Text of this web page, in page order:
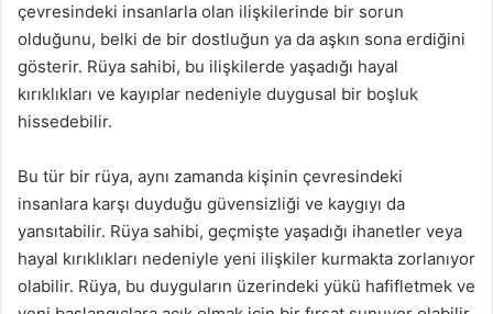
çevresindeki insanlarla olan ilişkilerinde bir sorun
olduğunu, belki de bir dostluğun ya da aşkın sona erdiğini
gösterir. Rüya sahibi, bu ilişkilerde yaşadığı hayal
kırıklıkları ve kayıplar nedeniyle duygusal bir boşluk
hissedebilir.
Bu tür bir rüya, aynı zamanda kişinin çevresindeki
insanlara karşı duyduğu güvensizliği ve kaygıyı da
yansıtabilir. Rüya sahibi, geçmişte yaşadığı ihanetler veya
hayal kırıklıkları nedeniyle yeni ilişkiler kurmakta zorlanıyor
olabilir. Rüya, bu duyguların üzerindeki yükü hafifletmek ve